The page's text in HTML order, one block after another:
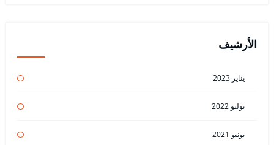
الأرشيف
يناير 2023
يوليو 2022
يونيو 2021